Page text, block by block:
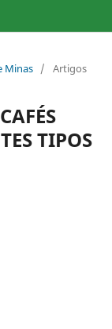
Minas / Artigos
TIPOS